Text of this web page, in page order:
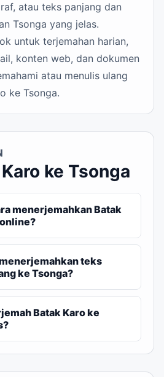
atau teks panjang dan
Tsonga yang jelas.
untuk terjemahan harian,
konten web, dan dokumen
atau menulis ulang
ke Tsonga.
ke Tsonga
menerjemahkan Batak
teks
ke Tsonga?
Batak Karo ke